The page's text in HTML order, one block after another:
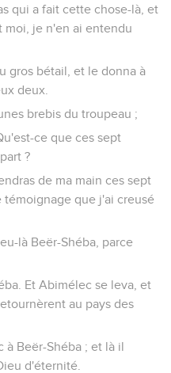
qui a fait cette chose-là, et
moi, je n'en ai entendu
gros bétail, et le donna à
deux.
brebis du troupeau ;
ce que ces sept
?
de ma main ces sept
témoignage que j'ai creusé
là Beër-Shéba, parce
Et Abimélec se leva, et
au pays des
à Beër-Shéba ; et là il
d'éternité.